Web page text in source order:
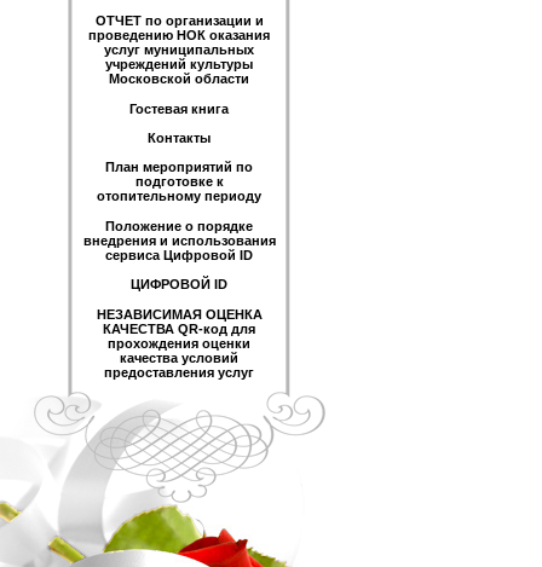
ОТЧЕТ по организации и
проведению НОК оказания
услуг муниципальных
учреждений культуры
Московской области
Гостевая книга
Контакты
План мероприятий по
подготовке к
отопительному периоду
Положение о порядке
внедрения и использования
сервиса Цифровой ID
ЦИФРОВОЙ ID
НЕЗАВИСИМАЯ ОЦЕНКА
КАЧЕСТВА QR-код для
прохождения оценки
качества условий
предоставления услуг